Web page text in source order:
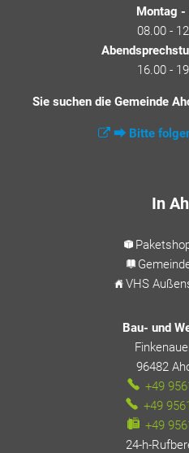
Montag -
08.00 -
16.00 -
Sie suchen die Gemeinde
⮕ Bitte
In
VHS
Bau- und
96482
+49
+49
+49
24-h-